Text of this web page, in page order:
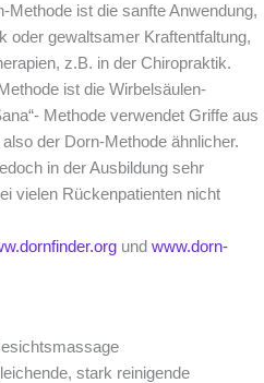
Methode ist die sanfte Anwendung,
oder gewaltsamer Kraftentfaltung,
z.B. in der Chiropraktik.
ist die Wirbelsäulen-
Methode verwendet Griffe aus
der Dorn-Methode ähnlicher.
in der Ausbildung sehr
vielen Rückenpatienten nicht
und www.dorn-
stark reinigende